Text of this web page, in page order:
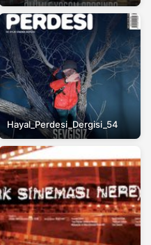
Hayal_Perdesi_Dergisi_54